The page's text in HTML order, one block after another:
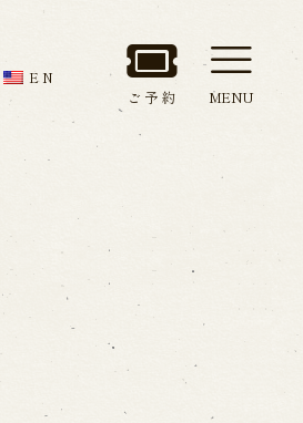
EN
ご予約 MENU